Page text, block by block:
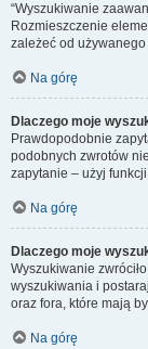
“Wyszukiwanie
Rozmieszczenie
zależeć od używanego
Na górę
Dlaczego moje
Prawdopodobnie
podobnych zwrotów
zapytanie – użyj
Na górę
Dlaczego moje
Wyszukiwanie
wyszukiwania i
oraz fora, które mają
Na górę